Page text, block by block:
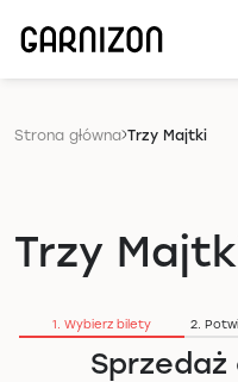
Strona główna Trzy Majtki
Trzy
1. Wybierz bilety 2.
Sprzedaż